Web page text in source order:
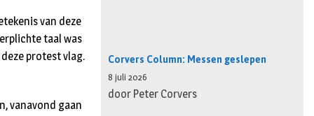
van deze
taal was
protest vlag.
vanavond gaan
Corvers Column: Messen geslepen
8 juli 2026
door Peter Corvers